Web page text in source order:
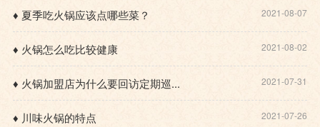
♦ 夏季吃火锅应该点哪些菜？ 2021-08-07
♦ 火锅怎么吃比较健康 2021-08-02
♦ 火锅加盟店为什么要回访定期巡... 2021-07-31
♦ 川味火锅的特点 2021-07-26